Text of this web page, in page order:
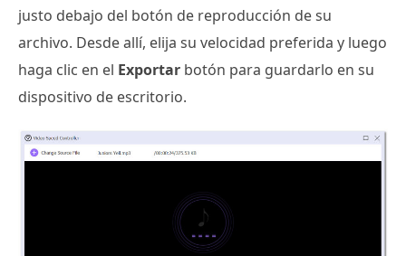
justo debajo del botón de reproducción de su
archivo. Desde allí, elija su velocidad preferida y luego
haga clic en el Exportar botón para guardarlo en su
dispositivo de escritorio.